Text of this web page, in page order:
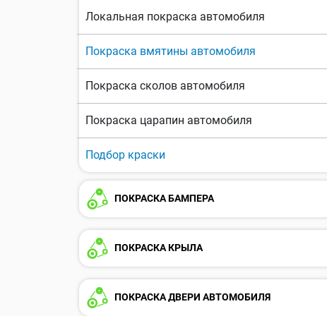
Локальная покраска автомобиля
Покраска вмятины автомобиля
Покраска сколов автомобиля
Покраска царапин автомобиля
Подбор краски
ПОКРАСКА БАМПЕРА
ПОКРАСКА КРЫЛА
ПОКРАСКА ДВЕРИ АВТОМОБИЛЯ